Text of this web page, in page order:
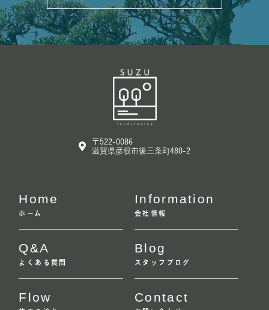
〒522-0086
滋賀県彦根市後三条町480-2
Home
ホーム
Q&A
よくある質問
Flow
Information
会社情報
Blog
スタッフブログ
Contact